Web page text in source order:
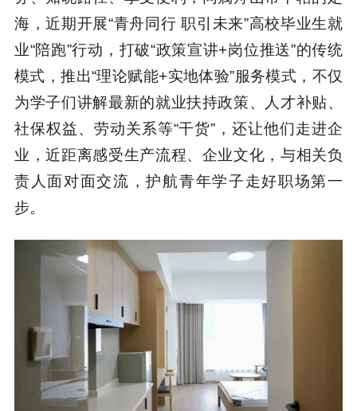
海，近期开展“青舟同行 职引未来”高校毕业生就
业“陪跑”行动，打破“政策宣讲+岗位推送”的传统
模式，推出“理论赋能+实地体验”服务模式，不仅
为学子们讲解最新的就业扶持政策、人才补贴、
社保权益、劳动关系等“干货”，还让他们走进企
业，近距离感受生产流程、企业文化，与相关负
责人面对面交流，护航青年学子走好职场第一
步。